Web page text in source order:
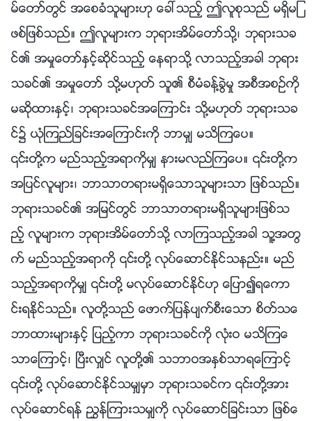
မ္ေတာ္တြင္ အေစခံသူမ်ားဟု ေခၚသည့္ ဤလူစုသည္ မရွိမျ
ဖစ္ျဖစ္သည္။ ဤလူမ်ားက ဘုရားအိမ္ေတာ္သို႔၊ ဘုရားသခ
င္၏ အမႈေတာ္ႏွင့္ဆိုင္သည့္ ေနရာသို႔ လာသည့္အခါ ဘုရား
သခင္၏ အမႈေတာ္ သို႔မဟုတ္ သူ၏ စီမံခန႔္ခြဲမႈ အစီအစဥ္ကို
မဆိုထားႏွင့္၊ ဘုရားသခင္အေၾကာင္း သို႔မဟုတ္ ဘုရားသခ
င္၌ ယုံၾကည္ျခင္းအေၾကာင္းကို ဘာမွ် မသိၾကေပ။
၎တို႔က မည္သည့္အရာကိုမွ် နားမလည္ၾကေပ။ ၎တို႔က
အျပင္လူမ်ား၊ ဘာသာတရားမရွိေသာသူမ်ားသာ ျဖစ္သည္။
ဘုရားသခင္၏ အျမင္တြင္ ဘာသာတရားမရွိသူမ်ားျဖစ္သ
ည့္ လူမ်ားက ဘုရားအိမ္ေတာ္သို႔ လာၾကသည့္အခါ သူ႔အတြ
က္ မည္သည့္အရာကို ၎တို႔ လုပ္ေဆာင္ႏိုင္သနည္း။ မည္
သည့္အရာကိုမွ် ၎တို႔ မလုပ္ေဆာင္ႏိုင္ဟု ေျပာ၍ရေကာ
င္းရႏိုင္သည္။ လူတို႔သည္ ေဖာက္ျပန္ပ်က္စီးေသာ စိတ္သေ
ဘာထားမ်ားႏွင့္ ျပည့္ကာ ဘုရားသခင္ကို လုံးဝ မသိၾကေ
သာေၾကာင့္၊ ၿပီးလွ်င္ လူတို႔၏ သဘာဝအႏွစ္သာရေၾကာင့္
၎တို႔ လုပ္ေဆာင္ႏိုင္သမွ်မွာ ဘုရားသခင္က ၎တို႔အား
လုပ္ေဆာင္ရန္ ၫႊန္ၾကားသမွ်ကို လုပ္ေဆာင္ျခင္းသာ ျဖစ္ေ